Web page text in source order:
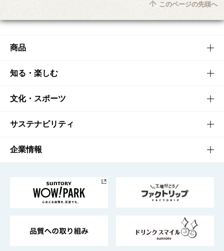
このページの先頭へ
商品
商品TOP
商品一覧
商品発売情報
栄養成分一覧
知る・楽しむ
知る・楽しむTOP
キャンペーン
工場見学
地域情報
文化・スポーツ
文化・スポーツTOP
サントリーホール
サントリーサンバーズ大阪
サステナビリティ
サステナビリティTOP
サントリーが考えるサステナビリティ経営
企業情報
企業概要